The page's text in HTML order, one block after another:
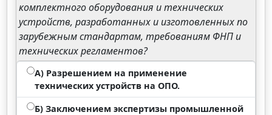
комплектного оборудования и технических
устройств, разработанных и изготовленных по
зарубежным стандартам, требованиям ФНП и
технических регламентов?
А) Разрешением на применение
технических устройств на ОПО.
Б) Заключением экспертизы промышленной